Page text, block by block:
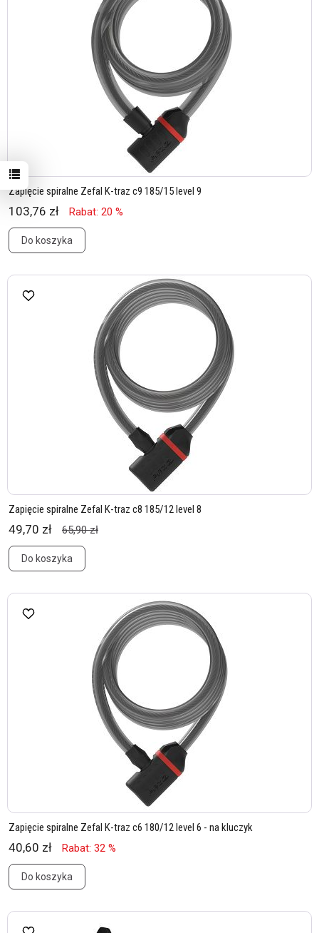
Zapięcie spiralne Zefal K-traz c9 185/15 level 9
103,76 zł Rabat: 20 %
Do koszyka
Zapięcie spiralne Zefal K-traz c8 185/12 level 8
49,70 zł 65,90 zł
Do koszyka
Zapięcie spiralne Zefal K-traz c6 180/12 level 6 - na kluczyk
40,60 zł Rabat: 32 %
Do koszyka